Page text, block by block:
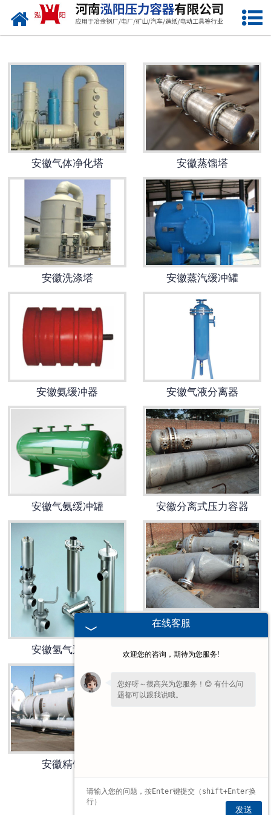
网站首页
安徽化工储罐
安徽液化气储罐
安徽空气储罐
安徽储油罐
安徽缓冲罐
安徽分离容器
安徽塔器
安徽换热容器
安徽反应容器
安徽气体净化塔 安徽蒸馏塔
安徽洗涤塔 安徽蒸汽缓冲罐
安徽氨缓冲器 安徽气液分离器
安徽气氨缓冲罐 安徽分离式压力容器
安徽氢气过滤器
安徽隔离容器
安徽精馏塔
1 2 3 »
在线客服
欢迎您的咨询，期待为您服务!
您好呀～很高兴为您服务！😊 有什么问
题都可以跟我说哦。
发送